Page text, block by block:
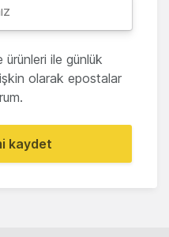
ile günlük
olarak epostalar
kaydet